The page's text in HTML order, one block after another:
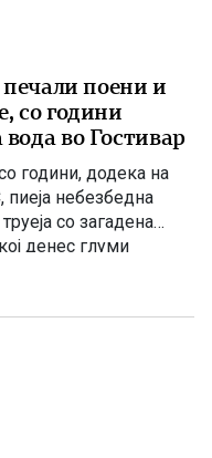
печали поени и
со години
во Гостивар
години, додека на
небезбедна
со загадена
денес глуми
беден политички